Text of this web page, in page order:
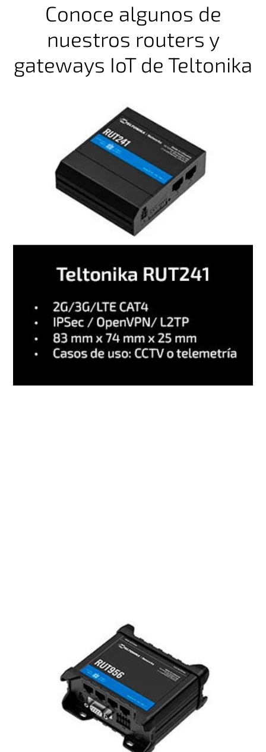
Conoce algunos de
nuestros routers y
gateways IoT de Teltonika